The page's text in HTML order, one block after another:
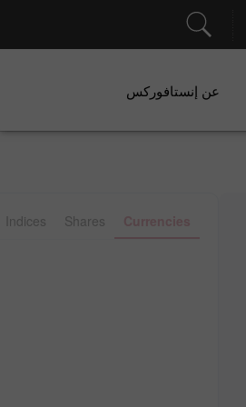
عن إنستافوركس
Currencies
Shares
Indices